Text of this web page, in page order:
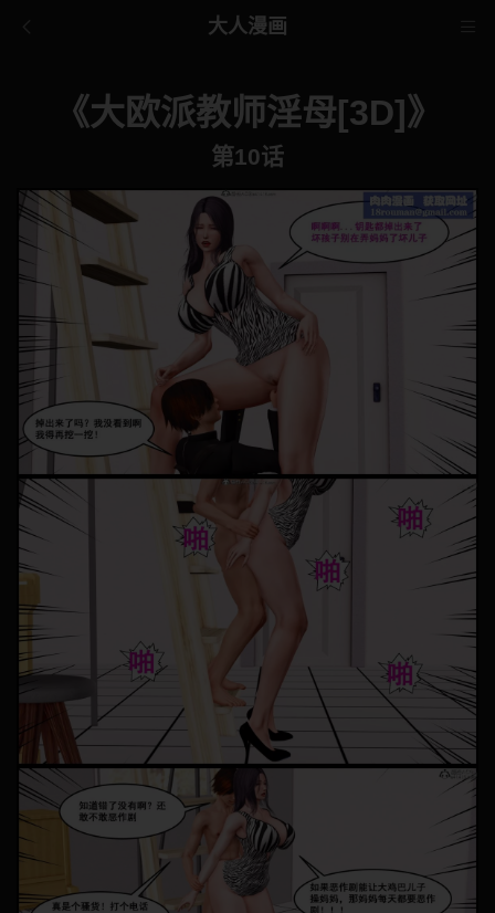
大人漫画
《大欧派教师淫母[3D]》
第10话